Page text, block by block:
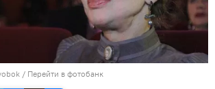
/ Перейти в фотобанк